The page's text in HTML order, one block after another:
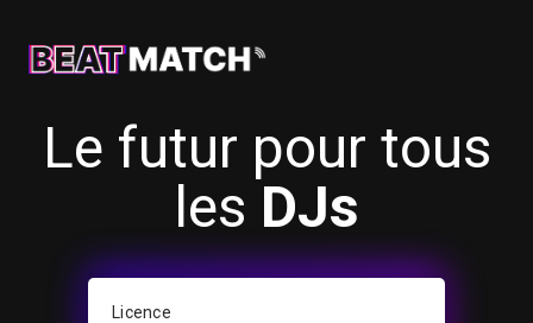
Le futur pour tous
les DJs
Licence